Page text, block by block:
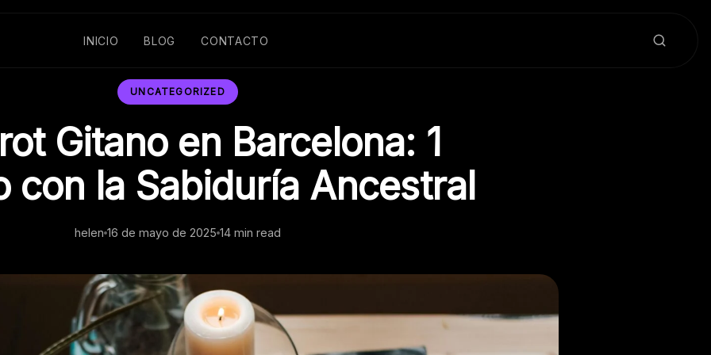
INICIO BLOG CONTACTO
UNCATEGORIZED
Gitano en Barcelona: 1
con la Sabiduría Ancestral
helen 16 de mayo de 2025 14 min read